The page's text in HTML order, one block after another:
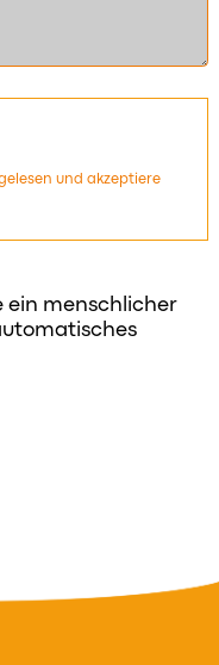
und akzeptiere
ein menschlicher